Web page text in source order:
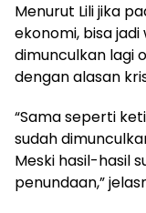
Menurut Lili jika
ekonomi, bisa
dimunculkan lagi
dengan alasan
“Sama seperti
sudah
Meski hasil-hasil
penundaan,”